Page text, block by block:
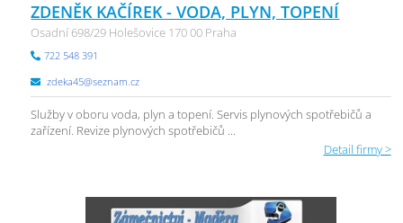
ZDENĚK KAČÍREK - VODA, PLYN, TOPENÍ
Osadní 698/29 Holešovice 170 00 Praha
722 548 391
zdeka45@seznam.cz
Služby v oboru voda, plyn a topení. Servis plynových spotřebičů a
zařízení. Revize plynových spotřebičů ...
Detail firmy >